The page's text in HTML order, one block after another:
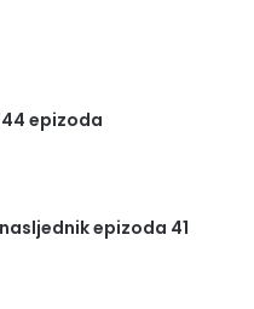
epizoda
epizoda 41